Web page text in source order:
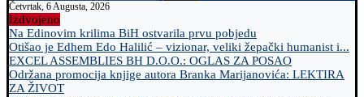
Četvrtak, 6 Augusta, 2026
Izdvojeno
Na Edinovim krilima BiH ostvarila prvu pobjedu
Otišao je Edhem Edo Halilić – vizionar, veliki žepački humanist i...
EXCEL ASSEMBLIES BH D.O.O.: OGLAS ZA POSAO
Održana promocija knjige autora Branka Marijanovića: LEKTIRA
ZA ŽIVOT